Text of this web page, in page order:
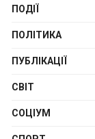
ПОДІЇ
ПОЛІТИКА
ПУБЛІКАЦІЇ
СВІТ
СОЦІУМ